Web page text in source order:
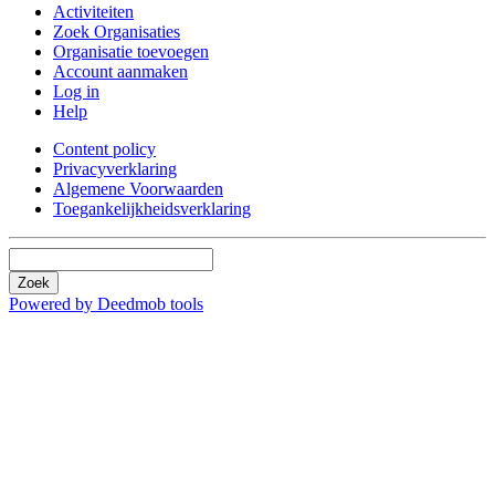
Activiteiten
Zoek Organisaties
Organisatie toevoegen
Account aanmaken
Log in
Help
Content policy
Privacyverklaring
Algemene Voorwaarden
Toegankelijkheidsverklaring
Zoek
Powered by Deedmob tools